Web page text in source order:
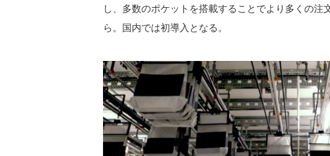
し、多数のポケットを搭載することでより多くの
ら。国内では初導入となる。